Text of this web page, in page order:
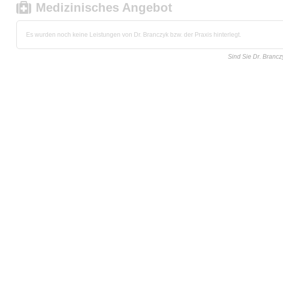
Medizinisches Angebot
Es wurden noch keine Leistungen von Dr. Branczyk bzw. der Praxis hinterlegt.
Sind Sie Dr.